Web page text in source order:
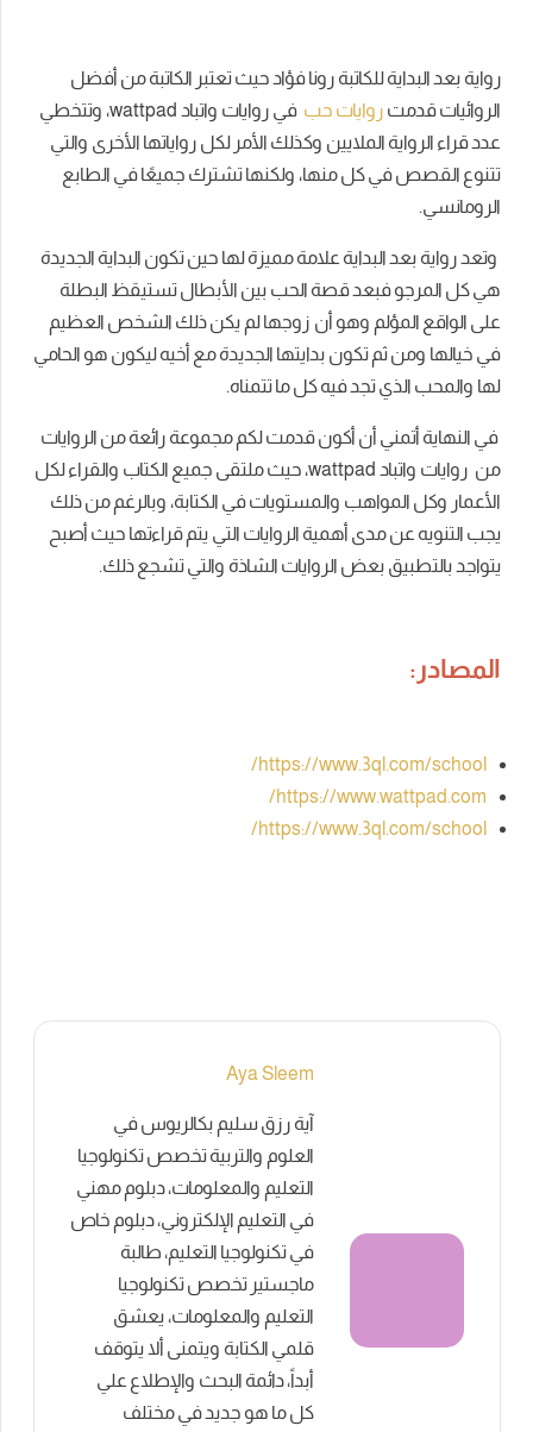
رواية بعد البداية للكاتبة رونا فؤاد حيث تعتبر الكاتبة من أفضل
الروائيات قدمت روايات حب
في روايات واتباد wattpad، وتتخطي
عدد قراء الرواية الملايين وكذلك الأمر لكل رواياتها الأخرى والتي
تتنوع القصص في كل منها، ولكنها تشترك جميعًا في الطابع
الرومانسي.
وتعد رواية بعد البداية علامة مميزة لها حين تكون البداية الجديدة
هي كل المرجو فبعد قصة الحب بين الأبطال تستيقظ البطلة
على الواقع المؤلم وهو أن زوجها لم يكن ذلك الشخص العظيم
في خيالها ومن ثم تكون بدايتها الجديدة مع أخيه ليكون هو الحامي
لها والمحب الذي تجد فيه كل ما تتمناه.
في النهاية أتمني أن أكون قدمت لكم مجموعة رائعة من الروايات
من روايات واتباد
wattpad، حيث ملتقى جميع الكتاب والقراء لكل
الأعمار وكل المواهب والمستويات في الكتابة، وبالرغم من ذلك
يجب التنويه عن مدى أهمية الروايات التي يتم قراءتها حيث أصبح
يتواجد بالتطبيق بعض الروايات الشاذة والتي تشجع ذلك.
المصادر:
https://www.3ql.com/school/
https://www.wattpad.com/
https://www.3ql.com/school/
Aya Sleem
آية رزق سليم بكالريوس في
العلوم والتربية تخصص تكنولوجيا
التعليم والمعلومات، دبلوم مهني
في التعليم الإلكتروني، دبلوم خاص
في تكنولوجيا التعليم، طالبة
ماجستير تخصص تكنولوجيا
التعليم والمعلومات، يعشق
قلمي الكتابة ويتمنى ألا يتوقف
أبداً، دائمة البحث والإطلاع علي
كل ما هو جديد في مختلف